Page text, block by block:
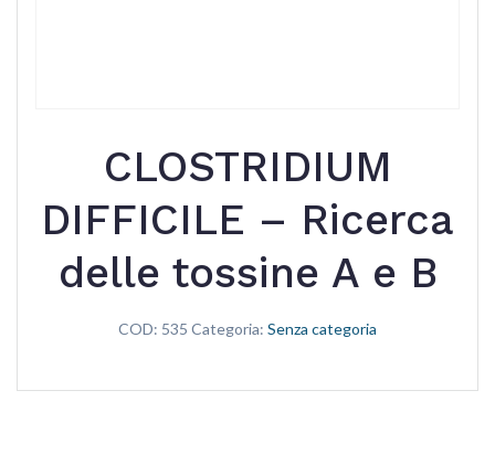
CLOSTRIDIUM
DIFFICILE – Ricerca
delle tossine A e B
COD: 535 Categoria: Senza categoria